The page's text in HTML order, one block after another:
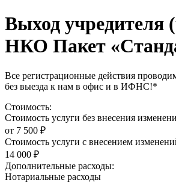
Выход учредителя
НКО Пакет
Все регистрационные действия
без выезда к нам в офис и в ИФНС!*
Стоимость:
Стоимость услуги без внесения
от 7 500 ₽
Стоимость услуги с внесением
14 000 ₽
Дополнительные расходы:
Нотариальные расходы